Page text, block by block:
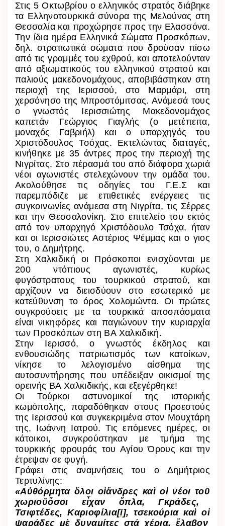
Στις 5 Οκτωβρίου ο ελληνικός στρατός διάβηκε
τα Ελληνοτουρκικά σύνορα της Μελούνας στη
Θεσσαλία και προχώρησε προς την Ελασσόνα.
Την ίδια ημέρα Ελληνικά Σώματα Προσκόπων,
δηλ. στρατιωτικά σώματα που δρούσαν πίσω
από τις γραμμές του εχθρού, και αποτελούνταν
από αξιωματικούς του ελληνικού στρατού και
παλιούς μακεδονομάχους, αποβιβάστηκαν στη
περιοχή της Ιερισσού, στο Μαρμάρι, στη
χερσόνησο της Μπροστόμιτσας. Ανάμεσά τους
ο γνωστός Ιερισσιώτης Μακεδονομάχος
καπετάν Γεώργιος Γιαγλής (ο μετέπειτα,
μοναχός Γαβριήλ) και ο υπαρχηγός του
Χριστόδουλος Τσόχας. Εκτελώντας διαταγές,
κινήθηκε με 35 άντρες προς την περιοχή της
Νιγρίτας. Στο πέρασμά του από διάφορα χωριά
νέοι αγωνιστές στελεχώνουν την ομάδα του.
Ακολούθησε τις οδηγίες του Γ.Ε.Σ και
παρεμπόδιζε με επιθετικές ενέργειες τις
συγκοινωνίες ανάμεσα στη Νιγρίτα, τις Σέρρες
και την Θεσσαλονίκη. Στο επιτελείο του εκτός
από τον υπαρχηγό Χριστόδουλο Τσόχα, ήταν
και οι Ιερισσιώτες Αστέριος Ψέμμας και ο γιος
του, ο Δημήτρης.
Στη Χαλκιδική οι Πρόσκοποι ενισχύονται με
200 ντόπιους αγωνιστές, κυρίως
φυγόστρατους του τουρκικού στρατού, και
αρχίζουν να διεισδύουν στο εσωτερικό με
κατεύθυνση το όρος Χολομώντα. Οι πρώτες
συγκρούσεις με τα τουρκικά αποσπάσματα
είναι νικηφόρες και παγιώνουν την κυριαρχία
των Προσκόπων στη ΒΑ Χαλκιδική.
Στην Ιερισσό, ο γνωστός έκδηλος και
ενθουσιώδης πατριωτισμός των κατοίκων,
νίκησε το λελογισμένο αίσθημα της
αυτοσυντήρησης που υπέδειξαν οικισμοί της
ορεινής ΒΑ Χαλκιδικής, και εξεγέρθηκε!
Οι Τούρκοι αστυνομικοί της ιστορικής
κωμόπολης, παραδόθηκαν στους Προεστούς
της Ιερισσού και συγκεκριμένα στον Μουχτάρη
της, Ιωάννη Ιατρού. Τις επόμενες ημέρες, οι
κάτοικοι, συγκρούστηκαν με τμήμα της
τουρκικής φρουράς του Αγίου Όρους και την
έτρεψαν σε φυγή.
Γράφει στις αναμνήσεις του ο Δημήτριος
Τερτυλίνης:
«Αὐθόρμητα ὅλοι οἱἄνδρες καὶοἱνέοι τοῦ
χωριοῦὅσοι εἶχαν ὅπλα, Γκράδες,
Τσιφτέδες, Καριοφίλια[i], τσεκούρια καὶ οἱ
ψαράδες μὲ δυναμίτες στά χέρια, ἔλαβον